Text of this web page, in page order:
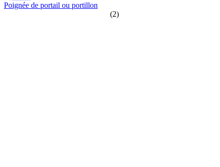
Poignée de portail ou portillon
(2)